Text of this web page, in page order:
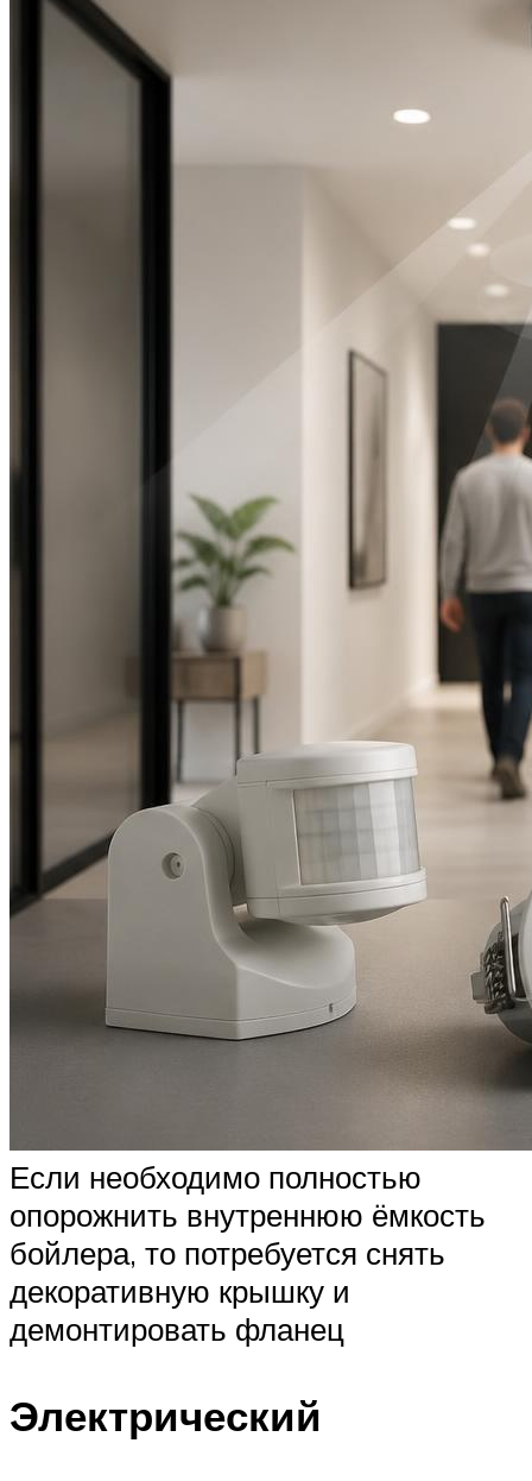
Если необходимо полностью
опорожнить внутреннюю ёмкость
бойлера, то потребуется снять
декоративную крышку и
демонтировать фланец
Электрический